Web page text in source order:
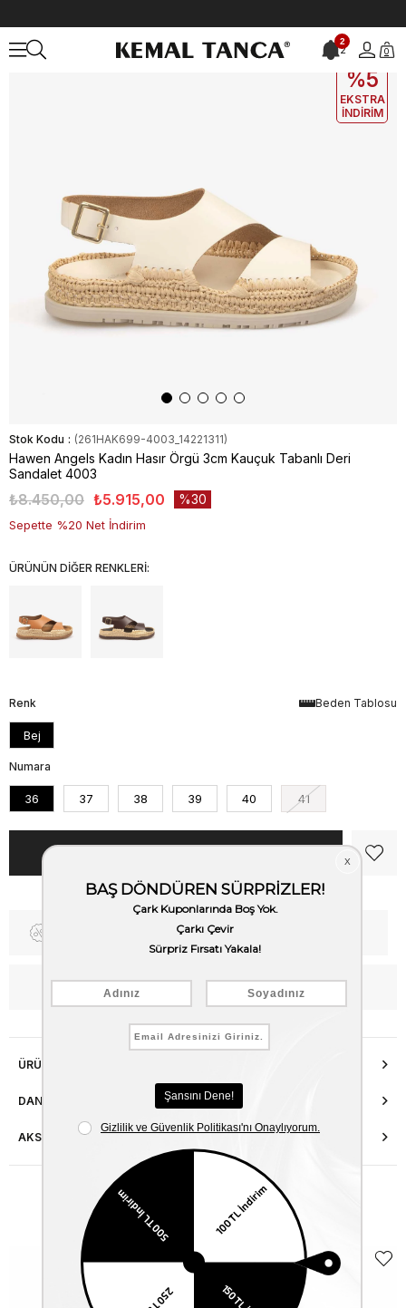
2
2 0
EKLE5
%5
EKSTRA
İNDİRİM
Stok Kodu (261HAK699-4003_14221311)
Hawen Angels Kadın Hasır Örgü 3cm Kauçuk Tabanlı Deri
Sandalet 4003
₺8.450,00 ₺5.915,00 30
Sepette %20 Net İndirim
ÜRÜNÜN DİĞER RENKLERİ:
Beden Tablosu
Renk
Bej
Numara
36 37 38 39 40 41
Fiyat Düşünce Haber Ver
WhatsApp’tan Bilgi Al
ÜRÜN ÖZELLIKLERI
DANIŞMA HATTI
AKSESUAR ONARIMI
Benzer Ürünler